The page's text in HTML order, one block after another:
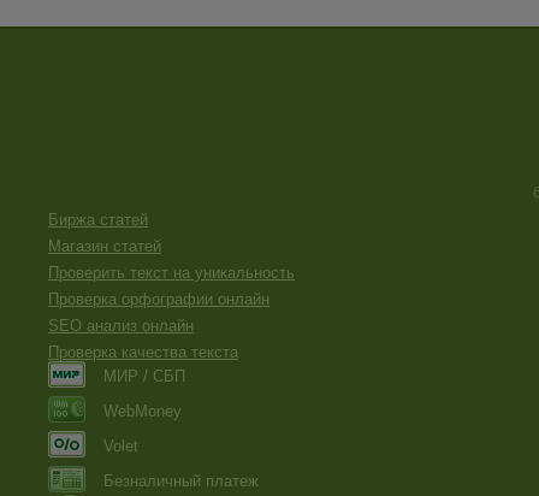
Биржа статей
Магазин статей
Проверить текст на уникальность
Проверка орфографии онлайн
SEO анализ онлайн
Проверка качества текста
МИР / СБП
WebMoney
Volet
Безналичный платеж